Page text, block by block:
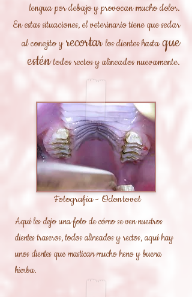
lengua por debajo y provocan mucho dolor.
En estas situaciones, el veterinario tiene que sedar
al conejito y recortar los dientes hasta que
estén todos rectos y alineados nuevamente.
Fotografia - Odontovet
Aquí les dejo una foto de cómo se ven nuestros
dientes traseros, todos alineados y rectos, aquí hay
unos dientes que mastican mucho heno y buena
hierba.